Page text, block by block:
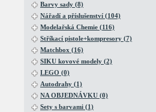
Barvy sady (8)
Nářadí a příslušenství (104)
Modelařská Chemie (116)
Stříkací pistole+kompresory (7)
Matchbox (16)
SIKU kovové modely (2)
LEGO (0)
Autodrahy (1)
NA OBJEDNÁVKU (0)
Sety s barvami (1)